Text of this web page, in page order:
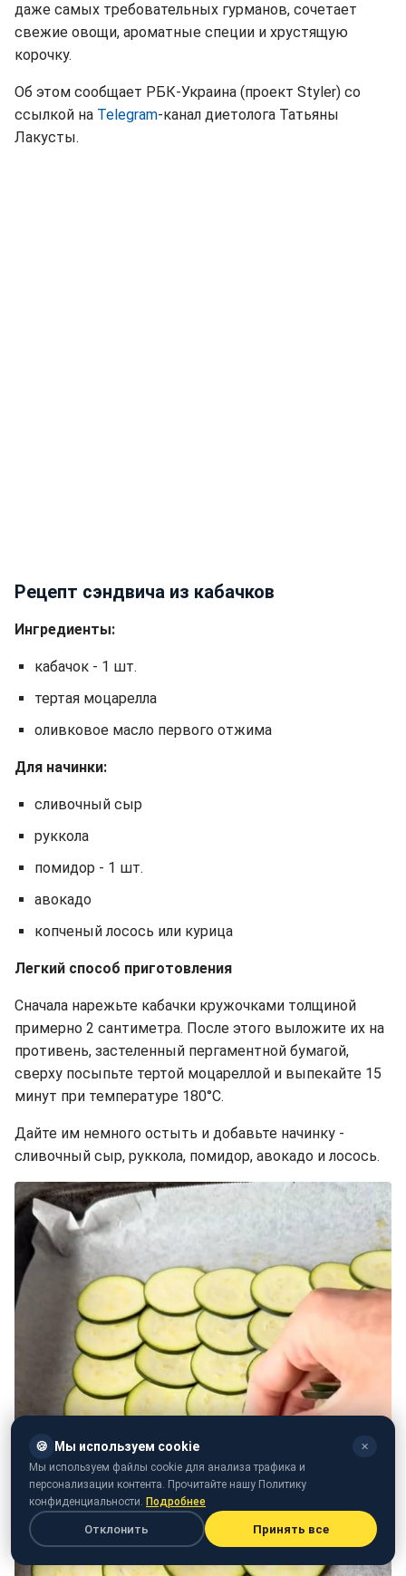
даже самых требовательных гурманов, сочетает
свежие овощи, ароматные специи и хрустящую
корочку.
Об этом сообщает РБК-Украина (проект Styler) со
ссылкой на Telegram-канал диетолога Татьяны
Лакусты.
Рецепт сэндвича из кабачков
Ингредиенты:
кабачок - 1 шт.
тертая моцарелла
оливковое масло первого отжима
Для начинки:
сливочный сыр
руккола
помидор - 1 шт.
авокадо
копченый лосось или курица
Легкий способ приготовления
Сначала нарежьте кабачки кружочками толщиной
примерно 2 сантиметра. После этого выложите их на
противень, застеленный пергаментной бумагой,
сверху посыпьте тертой моцареллой и выпекайте 15
минут при температуре 180°C.
Дайте им немного остыть и добавьте начинку -
сливочный сыр, руккола, помидор, авокадо и лосось.
🍪 Мы используем cookie ✕
Мы используем файлы cookie для анализа трафика и
персонализации контента. Прочитайте нашу Политику
конфиденциальности. Подробнее
Отклонить Принять все